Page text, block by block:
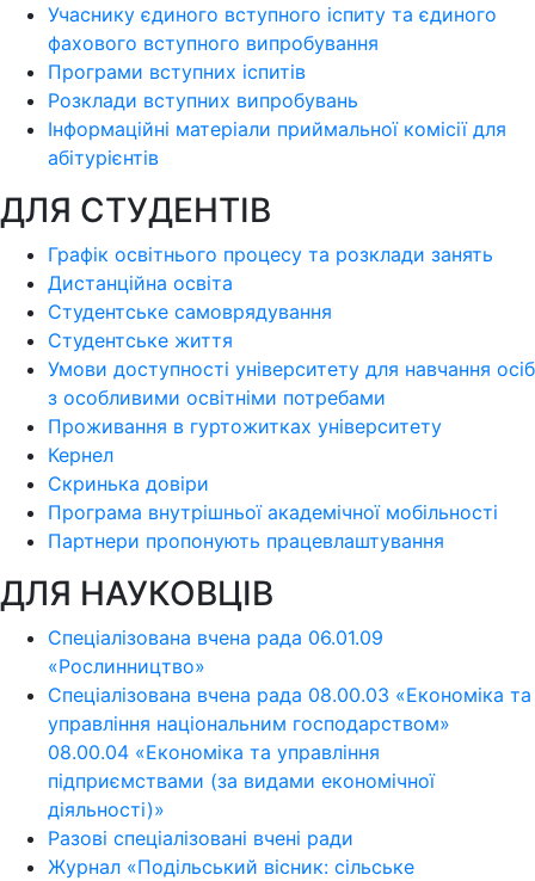
Учаснику єдиного вступного іспиту та єдиного
фахового вступного випробування
Програми вступних іспитів
Розклади вступних випробувань
Інформаційні матеріали приймальної комісії для
абітурієнтів
ДЛЯ СТУДЕНТІВ
Графік освітнього процесу та розклади занять
Дистанційна освіта
Студентське самоврядування
Студентське життя
Умови доступності університету для навчання осіб
з особливими освітніми потребами
Проживання в гуртожитках університету
Кернел
Скринька довіри
Програма внутрішньої академічної мобільності
Партнери пропонують працевлаштування
ДЛЯ НАУКОВЦІВ
Спеціалізована вчена рада 06.01.09
«Рослинництво»
Спеціалізована вчена рада 08.00.03 «Економіка та
управління національним господарством»
08.00.04 «Економіка та управління
підприємствами (за видами економічної
діяльності)»
Разові спеціалізовані вчені ради
Журнал «Подільський вісник: сільське